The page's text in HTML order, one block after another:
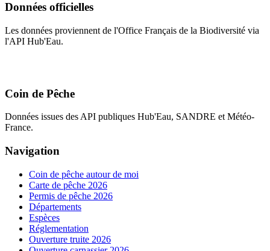
Données officielles
Les données proviennent de l'Office Français de la Biodiversité via
l'API Hub'Eau.
Coin de Pêche
Données issues des API publiques Hub'Eau, SANDRE et Météo-
France.
Navigation
Coin de pêche autour de moi
Carte de pêche 2026
Permis de pêche 2026
Départements
Espèces
Réglementation
Ouverture truite 2026